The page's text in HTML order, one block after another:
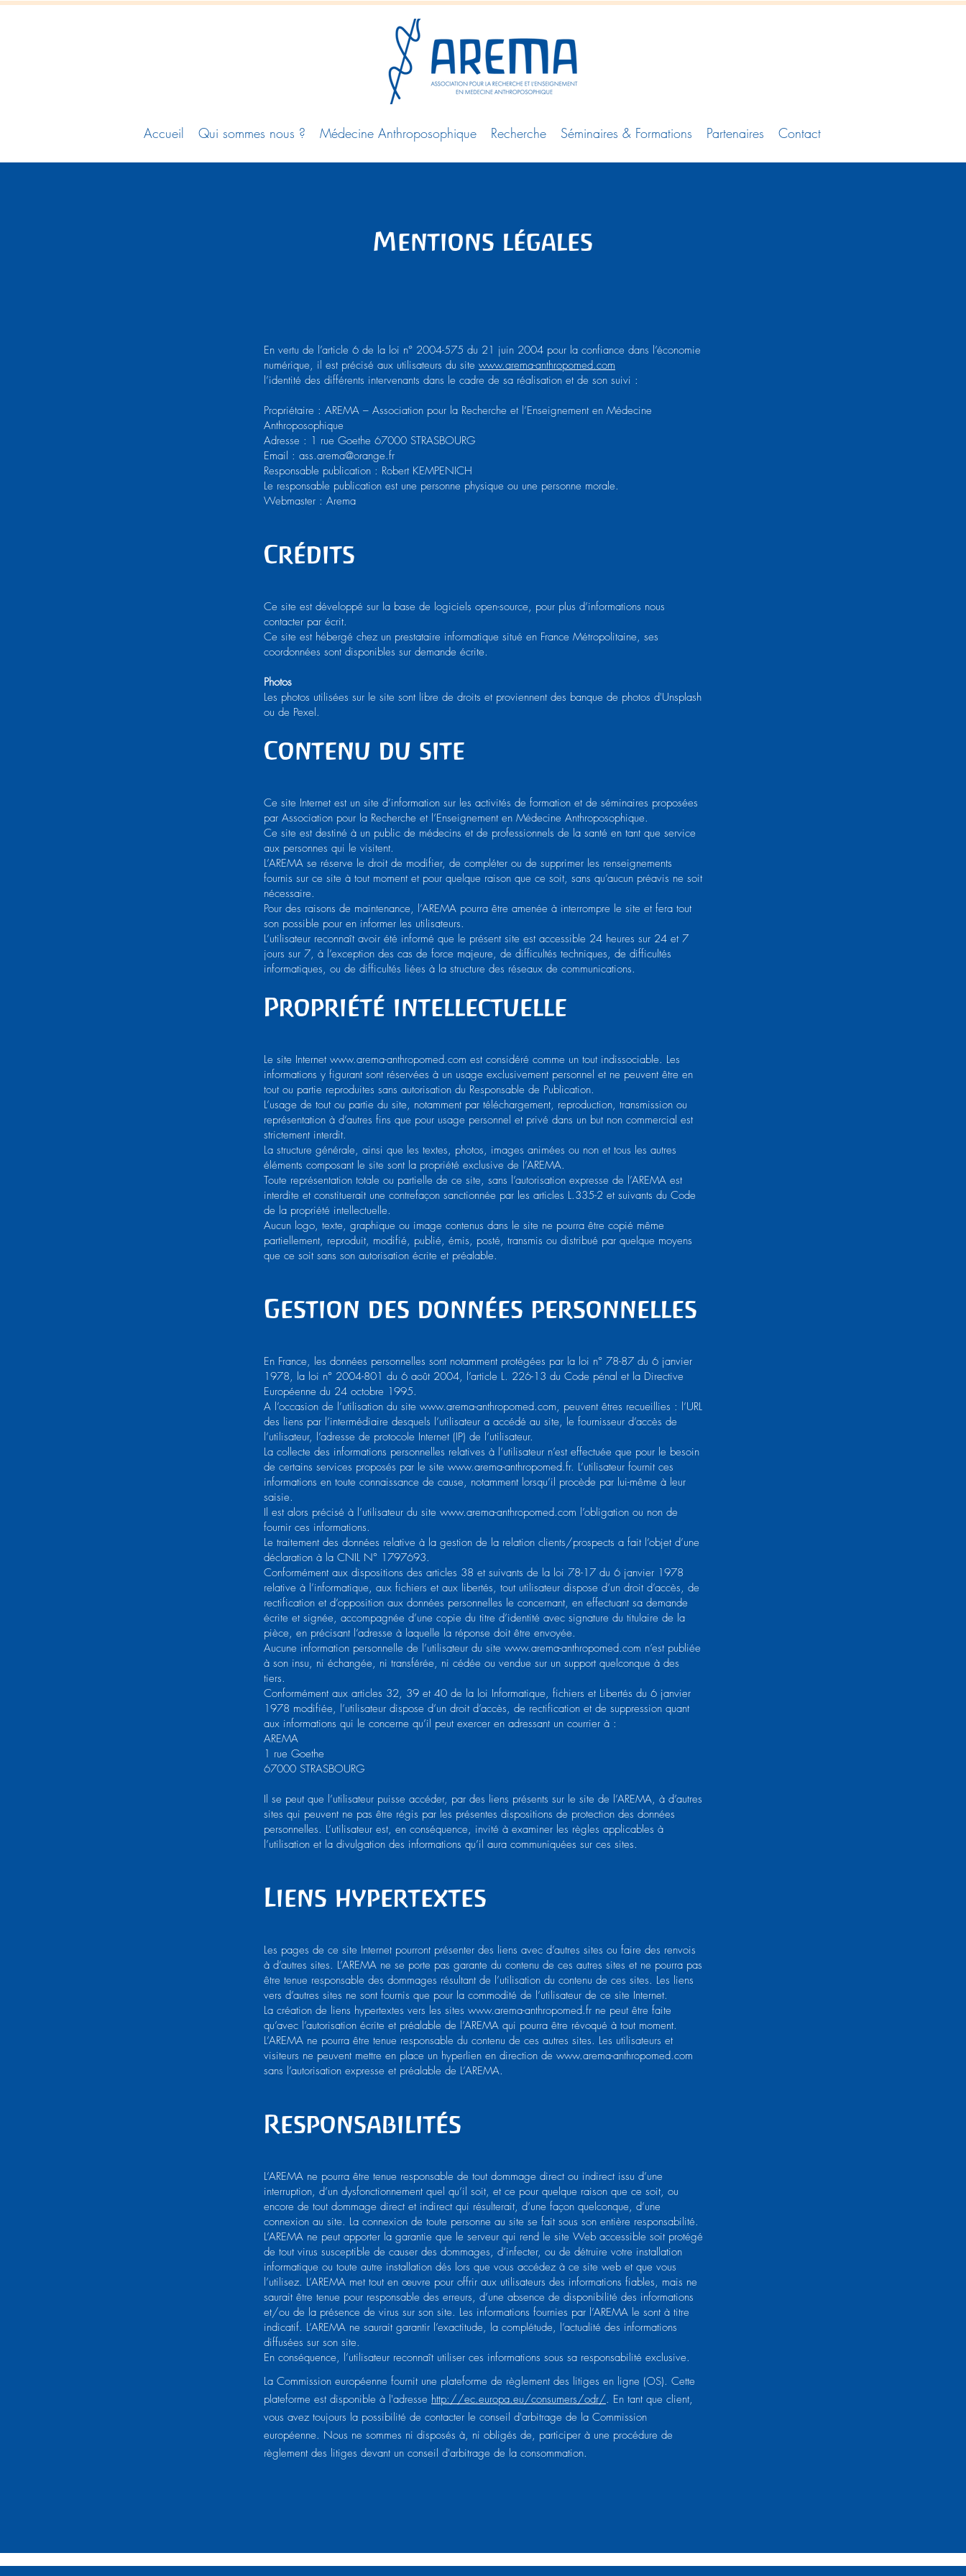
Accueil Qui sommes nous ? Médecine Anthroposophique Recherche Séminaires & Formations Partenaires Contact
Mentions légales
En vertu de l’article 6 de la loi n° 2004-575 du 21 juin 2004 pour la confiance dans l’économie
numérique, il est précisé aux utilisateurs du site www.arema-anthropomed.com
l’identité des différents intervenants dans le cadre de sa réalisation et de son suivi :
Propriétaire : AREMA – Association pour la Recherche et l’Enseignement en Médecine
Anthroposophique
Adresse : 1 rue Goethe 67000 STRASBOURG
Email : ass.arema@orange.fr
Responsable publication : Robert KEMPENICH
Le responsable publication est une personne physique ou une personne morale.
Webmaster : Arema
Crédits
Ce site est développé sur la base de logiciels open-source, pour plus d’informations nous
contacter par écrit.
Ce site est hébergé chez un prestataire informatique situé en France Métropolitaine, ses
coordonnées sont disponibles sur demande écrite.
Photos
Les photos utilisées sur le site sont libre de droits et proviennent des banque de photos d'Unsplash
ou de Pexel.
Contenu du site
Ce site Internet est un site d’information sur les activités de formation et de séminaires proposées
par Association pour la Recherche et l’Enseignement en Médecine Anthroposophique.
Ce site est destiné à un public de médecins et de professionnels de la santé en tant que service
aux personnes qui le visitent.
L’AREMA se réserve le droit de modifier, de compléter ou de supprimer les renseignements
fournis sur ce site à tout moment et pour quelque raison que ce soit, sans qu’aucun préavis ne soit
nécessaire.
Pour des raisons de maintenance, l’AREMA pourra être amenée à interrompre le site et fera tout
son possible pour en informer les utilisateurs.
L’utilisateur reconnaît avoir été informé que le présent site est accessible 24 heures sur 24 et 7
jours sur 7, à l’exception des cas de force majeure, de difficultés techniques, de difficultés
informatiques, ou de difficultés liées à la structure des réseaux de communications.
Propriété intellectuelle
Le site Internet www.arema-anthropomed.com est considéré comme un tout indissociable. Les
informations y figurant sont réservées à un usage exclusivement personnel et ne peuvent être en
tout ou partie reproduites sans autorisation du Responsable de Publication.
L’usage de tout ou partie du site, notamment par téléchargement, reproduction, transmission ou
représentation à d’autres fins que pour usage personnel et privé dans un but non commercial est
strictement interdit.
La structure générale, ainsi que les textes, photos, images animées ou non et tous les autres
éléments composant le site sont la propriété exclusive de l’AREMA.
Toute représentation totale ou partielle de ce site, sans l’autorisation expresse de l’AREMA est
interdite et constituerait une contrefaçon sanctionnée par les articles L.335-2 et suivants du Code
de la propriété intellectuelle.
Aucun logo, texte, graphique ou image contenus dans le site ne pourra être copié même
partiellement, reproduit, modifié, publié, émis, posté, transmis ou distribué par quelque moyens
que ce soit sans son autorisation écrite et préalable.
Gestion des données personnelles
En France, les données personnelles sont notamment protégées par la loi n° 78-87 du 6 janvier
1978, la loi n° 2004-801 du 6 août 2004, l’article L. 226-13 du Code pénal et la Directive
Européenne du 24 octobre 1995.
A l’occasion de l’utilisation du site www.arema-anthropomed.com, peuvent êtres recueillies : l’URL
des liens par l’intermédiaire desquels l’utilisateur a accédé au site, le fournisseur d’accès de
l’utilisateur, l’adresse de protocole Internet (IP) de l’utilisateur.
La collecte des informations personnelles relatives à l’utilisateur n’est effectuée que pour le besoin
de certains services proposés par le site www.arema-anthropomed.fr. L’utilisateur fournit ces
informations en toute connaissance de cause, notamment lorsqu’il procède par lui-même à leur
saisie.
Il est alors précisé à l’utilisateur du site www.arema-anthropomed.com l’obligation ou non de
fournir ces informations.
Le traitement des données relative à la gestion de la relation clients/prospects a fait l’objet d’une
déclaration à la CNIL N° 1797693.
Conformément aux dispositions des articles 38 et suivants de la loi 78-17 du 6 janvier 1978
relative à l’informatique, aux fichiers et aux libertés, tout utilisateur dispose d’un droit d’accès, de
rectification et d’opposition aux données personnelles le concernant, en effectuant sa demande
écrite et signée, accompagnée d’une copie du titre d’identité avec signature du titulaire de la
pièce, en précisant l’adresse à laquelle la réponse doit être envoyée.
Aucune information personnelle de l’utilisateur du site www.arema-anthropomed.com n’est publiée
à son insu, ni échangée, ni transférée, ni cédée ou vendue sur un support quelconque à des
tiers.
Conformément aux articles 32, 39 et 40 de la loi Informatique, fichiers et Libertés du 6 janvier
1978 modifiée, l’utilisateur dispose d’un droit d’accès, de rectification et de suppression quant
aux informations qui le concerne qu’il peut exercer en adressant un courrier à :
AREMA
1 rue Goethe
67000 STRASBOURG
Il se peut que l’utilisateur puisse accéder, par des liens présents sur le site de l’AREMA, à d’autres
sites qui peuvent ne pas être régis par les présentes dispositions de protection des données
personnelles. L’utilisateur est, en conséquence, invité à examiner les règles applicables à
l’utilisation et la divulgation des informations qu’il aura communiquées sur ces sites.
Liens hypertextes
Les pages de ce site Internet pourront présenter des liens avec d’autres sites ou faire des renvois
à d’autres sites. L’AREMA ne se porte pas garante du contenu de ces autres sites et ne pourra pas
être tenue responsable des dommages résultant de l’utilisation du contenu de ces sites. Les liens
vers d’autres sites ne sont fournis que pour la commodité de l’utilisateur de ce site Internet.
La création de liens hypertextes vers les sites www.arema-anthropomed.fr ne peut être faite
qu’avec l’autorisation écrite et préalable de l’AREMA qui pourra être révoqué à tout moment.
L’AREMA ne pourra être tenue responsable du contenu de ces autres sites. Les utilisateurs et
visiteurs ne peuvent mettre en place un hyperlien en direction de www.arema-anthropomed.com
sans l’autorisation expresse et préalable de L’AREMA.
Responsabilités
L’AREMA ne pourra être tenue responsable de tout dommage direct ou indirect issu d’une
interruption, d’un dysfonctionnement quel qu’il soit, et ce pour quelque raison que ce soit, ou
encore de tout dommage direct et indirect qui résulterait, d’une façon quelconque, d’une
connexion au site. La connexion de toute personne au site se fait sous son entière responsabilité.
L’AREMA ne peut apporter la garantie que le serveur qui rend le site Web accessible soit protégé
de tout virus susceptible de causer des dommages, d’infecter, ou de détruire votre installation
informatique ou toute autre installation dés lors que vous accédez à ce site web et que vous
l’utilisez. L’AREMA met tout en œuvre pour offrir aux utilisateurs des informations fiables, mais ne
saurait être tenue pour responsable des erreurs, d’une absence de disponibilité des informations
et/ou de la présence de virus sur son site. Les informations fournies par l’AREMA le sont à titre
indicatif. L’AREMA ne saurait garantir l’exactitude, la complétude, l’actualité des informations
diffusées sur son site.
En conséquence, l’utilisateur reconnaît utiliser ces informations sous sa responsabilité exclusive.
La Commission européenne fournit une plateforme de règlement des litiges en ligne (OS). Cette
plateforme est disponible à l'adresse http://ec.europa.eu/consumers/odr/. En tant que client,
vous avez toujours la possibilité de contacter le conseil d'arbitrage de la Commission
européenne. Nous ne sommes ni disposés à, ni obligés de, participer à une procédure de
règlement des litiges devant un conseil d'arbitrage de la consommation.